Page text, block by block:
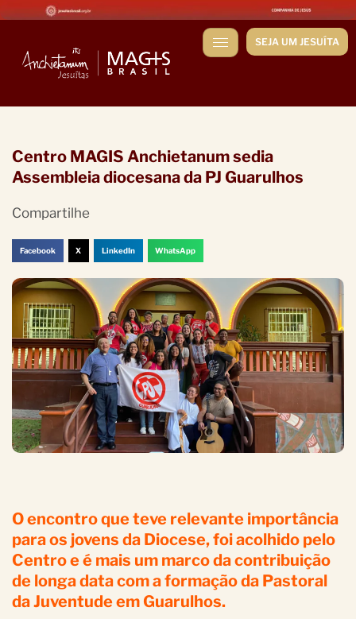
SEJA UM JESUÍTA
Centro MAGIS Anchietanum sedia
Assembleia diocesana da PJ Guarulhos
Compartilhe
Facebook X LinkedIn WhatsApp
O encontro que teve relevante importância
para os jovens da Diocese, foi acolhido pelo
Centro e é mais um marco da contribuição
de longa data com a formação da Pastoral
da Juventude em Guarulhos.